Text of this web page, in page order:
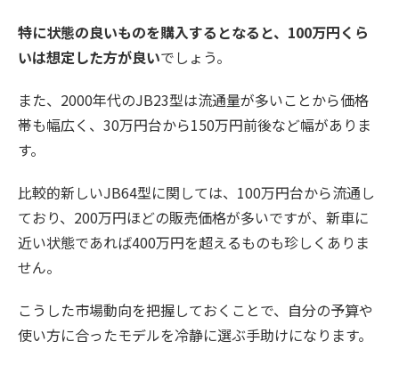
特に状態の良いものを購入するとなると、100万円くら
いは想定した方が良いでしょう。
また、2000年代のJB23型は流通量が多いことから価格
帯も幅広く、30万円台から150万円前後など幅がありま
す。
比較的新しいJB64型に関しては、100万円台から流通し
ており、200万円ほどの販売価格が多いですが、新車に
近い状態であれば400万円を超えるものも珍しくありま
せん。
こうした市場動向を把握しておくことで、自分の予算や
使い方に合ったモデルを冷静に選ぶ手助けになります。